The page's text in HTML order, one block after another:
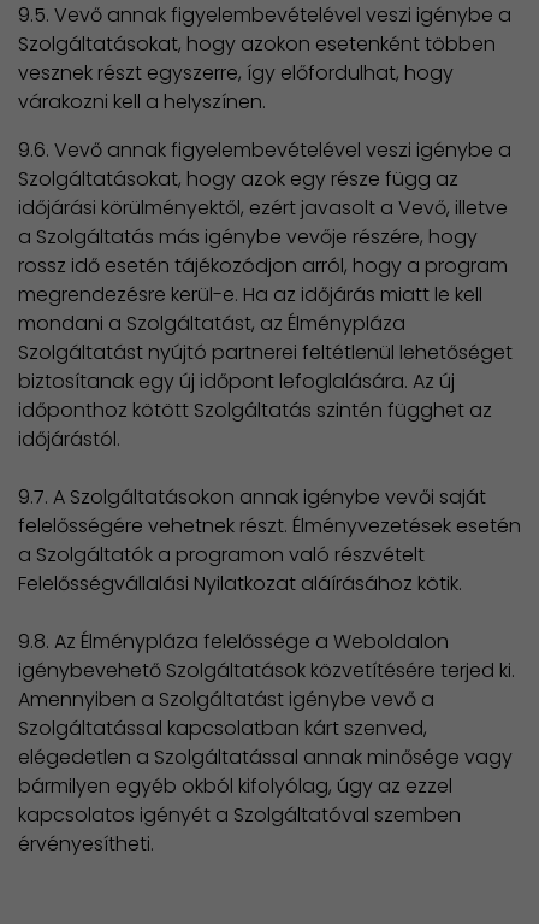
9.5. Vevő annak figyelembevételével veszi igénybe a
Szolgáltatásokat, hogy azokon esetenként többen
vesznek részt egyszerre, így előfordulhat, hogy
várakozni kell a helyszínen.
9.6. Vevő annak figyelembevételével veszi igénybe a
Szolgáltatásokat, hogy azok egy része függ az
időjárási körülményektől, ezért javasolt a Vevő, illetve
a Szolgáltatás más igénybe vevője részére, hogy
rossz idő esetén tájékozódjon arról, hogy a program
megrendezésre kerül-e. Ha az időjárás miatt le kell
mondani a Szolgáltatást, az Élménypláza
Szolgáltatást nyújtó partnerei feltétlenül lehetőséget
biztosítanak egy új időpont lefoglalására. Az új
időponthoz kötött Szolgáltatás szintén függhet az
időjárástól.
9.7. A Szolgáltatásokon annak igénybe vevői saját
felelősségére vehetnek részt. Élményvezetések esetén
a Szolgáltatók a programon való részvételt
Felelősségvállalási Nyilatkozat aláírásához kötik.
9.8. Az Élménypláza felelőssége a Weboldalon
igénybevehető Szolgáltatások közvetítésére terjed ki.
Amennyiben a Szolgáltatást igénybe vevő a
Szolgáltatással kapcsolatban kárt szenved,
elégedetlen a Szolgáltatással annak minősége vagy
bármilyen egyéb okból kifolyólag, úgy az ezzel
kapcsolatos igényét a Szolgáltatóval szemben
érvényesítheti.